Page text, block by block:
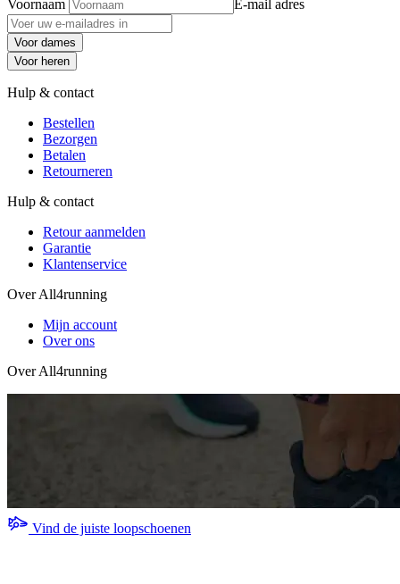
Voornaam E-mail adres
Voor dames
Voor heren
Hulp & contact
Bestellen
Bezorgen
Betalen
Retourneren
Hulp & contact
Retour aanmelden
Garantie
Klantenservice
Over All4running
Mijn account
Over ons
Over All4running
Vind de juiste loopschoenen